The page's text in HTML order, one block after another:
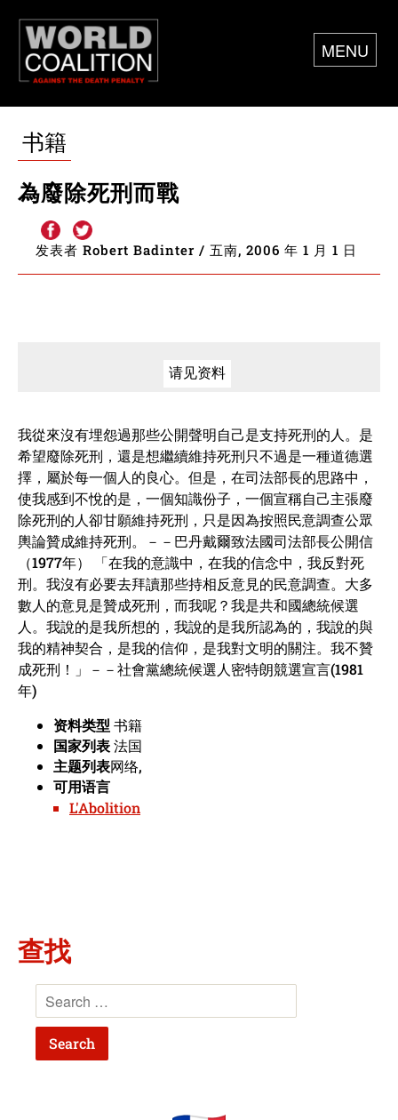
MENU
书籍
為廢除死刑而戰
发表者 Robert Badinter / 五南, 2006 年 1 月 1 日
请见资料
我從來沒有埋怨過那些公開聲明自己是支持死刑的人。是
希望廢除死刑，還是想繼續維持死刑只不過是一種道德選
擇，屬於每一個人的良心。但是，在司法部長的思路中，
使我感到不悅的是，一個知識份子，一個宣稱自己主張廢
除死刑的人卻甘願維持死刑，只是因為按照民意調查公眾
輿論贊成維持死刑。－－巴丹戴爾致法國司法部長公開信
（1977年） 「在我的意識中，在我的信念中，我反對死
刑。我沒有必要去拜讀那些持相反意見的民意調查。大多
數人的意見是贊成死刑，而我呢？我是共和國總統候選
人。我說的是我所想的，我說的是我所認為的，我說的與
我的精神契合，是我的信仰，是我對文明的關注。我不贊
成死刑！」－－社會黨總統候選人密特朗競選宣言(1981
年)
资料类型 书籍
国家列表法国
主题列表网络,
可用语言
L'Abolition
查找